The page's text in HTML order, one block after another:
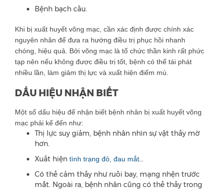
Bệnh bạch cầu.
Khi bị xuất huyết võng mạc, cần xác định được chính xác
nguyên nhân để đưa ra hướng điều trị phục hồi nhanh
chóng, hiệu quả. Bởi võng mạc là tổ chức thần kinh rất phức
tạp nên nếu không được điều trị tốt, bệnh có thể tái phát
nhiều lần, làm giảm thị lực và xuất hiện điểm mù.
DẤU HIỆU NHẬN BIẾT
Một số dấu hiệu để nhận biết bệnh nhân bị xuất huyết võng
mạc phải kể đến như:
Thị lực suy giảm, bệnh nhân nhìn sự vật thấy mờ
hơn.
Xuất hiện tình trạng đỏ, đau mắt…
Có thể cảm thấy như ruồi bay, mạng nhện trước
mắt. Ngoài ra, bệnh nhân cũng có thể thấy trong